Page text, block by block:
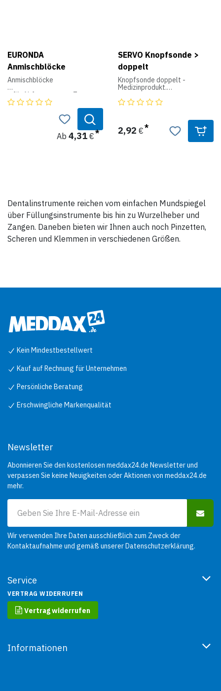
EURONDA
Anmischblöcke
Anmischblöcke
 für Abformmassen, Zemente
und Composites
 aus speziell beschichtetem,
Ab 4,31€
SERVO Knopfsonde >
doppelt
Knopfsonde doppelt -
Medizinprodukt.
Erhältlich in folgenden
14,5 cm x 1,5 mm Ø
16,0 cm x 2,0 mm Ø
2,92 €
Dentalinstrumente reichen vom einfachen Mundspiegel
über Füllungsinstrumente bis hin zu Wurzelheber und
Zangen. Daneben bieten wir Ihnen auch noch Pinzetten,
Scheren und Klemmen in verschiedenen Größen.
Kein Mindestbestellwert
Kauf auf Rechnung für Unternehmen
Persönliche Beratung
Erschwingliche Markenqualität
Service
VERTRAG WIDERRUFEN
Vertrag widerrufen
Informationen
Newsletter
Abonnieren Sie den kostenlosen meddax24.de Newsletter und
verpassen Sie keine Neuigkeiten oder Aktionen von meddax24.de
mehr.
Wir verwenden Ihre Daten ausschließlich zum Zweck der
Kontaktaufnahme und gemäß unsererDatenschutzerklärung.